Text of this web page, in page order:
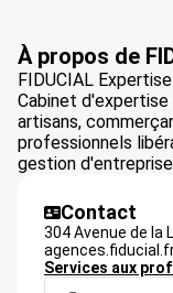
À propos de
FIDUCIAL Expertise
Cabinet
artisans,
professionnels
gestion
Contact
304 Avenue de la
Services aux